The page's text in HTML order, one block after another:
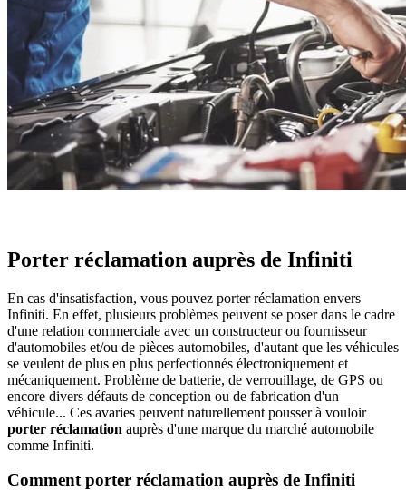
Porter réclamation auprès de Infiniti
En cas d'insatisfaction, vous pouvez porter réclamation envers
Infiniti. En effet, plusieurs problèmes peuvent se poser dans le cadre
d'une relation commerciale avec un constructeur ou fournisseur
d'automobiles et/ou de pièces automobiles, d'autant que les véhicules
se veulent de plus en plus perfectionnés électroniquement et
mécaniquement. Problème de batterie, de verrouillage, de GPS ou
encore divers défauts de conception ou de fabrication d'un
véhicule... Ces avaries peuvent naturellement pousser à vouloir
porter réclamation auprès d'une marque du marché automobile
comme Infiniti.
Comment porter réclamation auprès de Infiniti